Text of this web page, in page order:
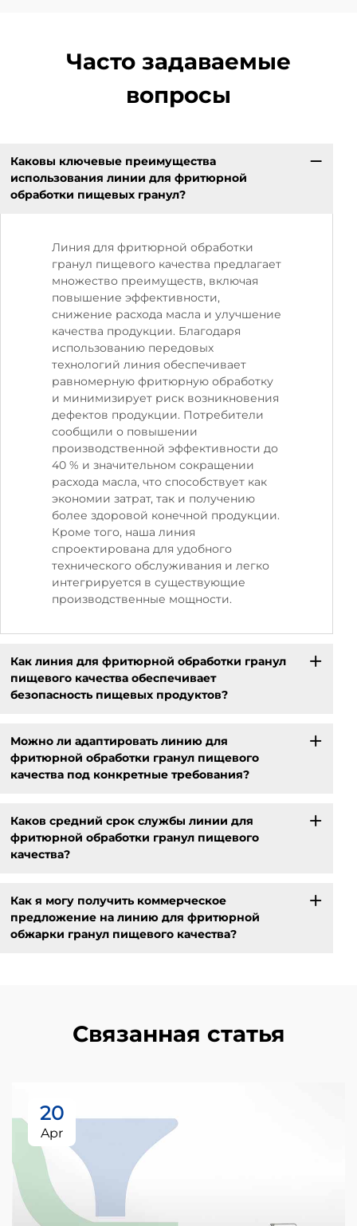
Часто задаваемые
вопросы
Каковы ключевые преимущества
использования линии для фритюрной
обработки пищевых гранул?
Линия для фритюрной обработки
гранул пищевого качества предлагает
множество преимуществ, включая
повышение эффективности,
снижение расхода масла и улучшение
качества продукции. Благодаря
использованию передовых
технологий линия обеспечивает
равномерную фритюрную обработку
и минимизирует риск возникновения
дефектов продукции. Потребители
сообщили о повышении
производственной эффективности до
40 % и значительном сокращении
расхода масла, что способствует как
экономии затрат, так и получению
более здоровой конечной продукции.
Кроме того, наша линия
спроектирована для удобного
технического обслуживания и легко
интегрируется в существующие
производственные мощности.
Как линия для фритюрной обработки гранул
пищевого качества обеспечивает
безопасность пищевых продуктов?
Можно ли адаптировать линию для
фритюрной обработки гранул пищевого
качества под конкретные требования?
Каков средний срок службы линии для
фритюрной обработки гранул пищевого
качества?
Как я могу получить коммерческое
предложение на линию для фритюрной
обжарки гранул пищевого качества?
Связанная статья
20
Apr